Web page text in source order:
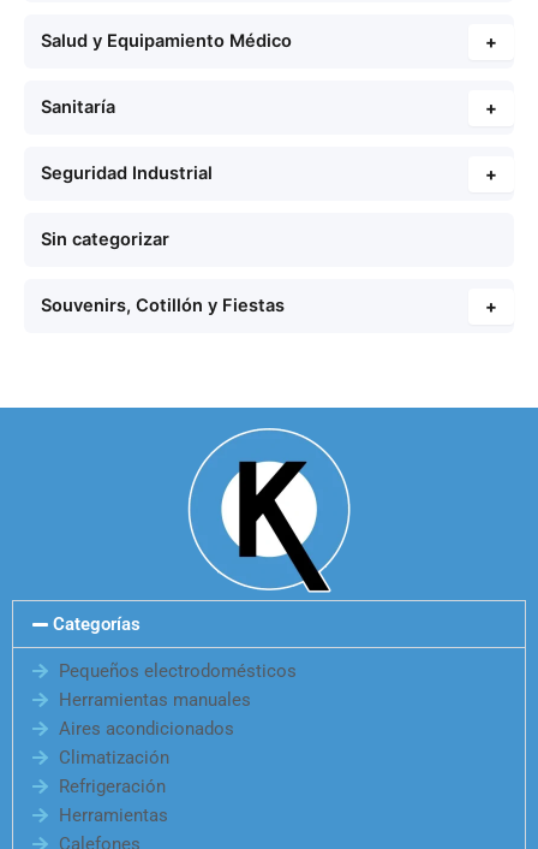
Salud y Equipamiento Médico +
Sanitaría +
Seguridad Industrial +
Sin categorizar
Souvenirs, Cotillón y Fiestas +
Categorías
Pequeños electrodomésticos
Herramientas manuales
Aires acondicionados
Climatización
Refrigeración
Herramientas
Calefones